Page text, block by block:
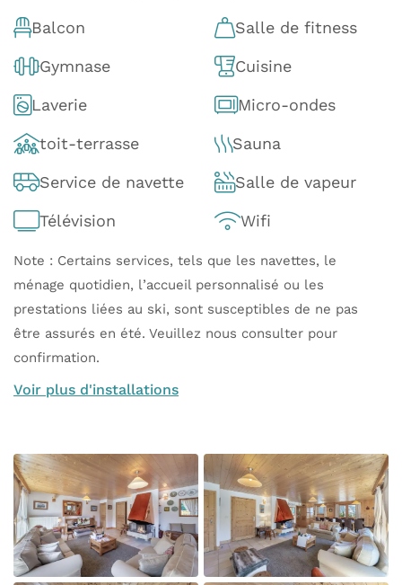
Balcon Salle de fitness
Gymnase Cuisine
Laverie Micro-ondes
toit-terrasse Sauna
Service de navette Salle de vapeur
Télévision Wifi
Note : Certains services, tels que les navettes, le
ménage quotidien, l’accueil personnalisé ou les
prestations liées au ski, sont susceptibles de ne pas
être assurés en été. Veuillez nous consulter pour
confirmation.
Voir plus d'installations